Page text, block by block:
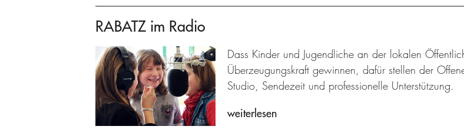
RABATZ im Radio
Dass Kinder und Jugendliche an der lokalen
Überzeugungskraft gewinnen, dafür stellen der
Studio, Sendezeit und professionelle Unterstützung.
weiterlesen